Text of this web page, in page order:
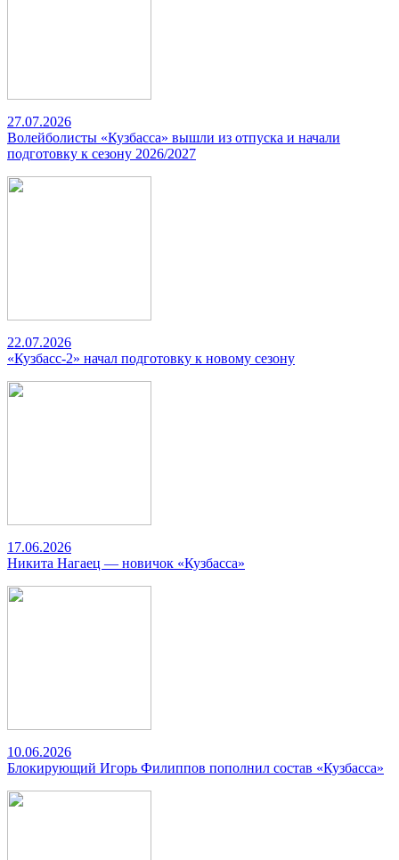
27.07.2026
Волейболисты «Кузбасса» вышли из отпуска и начали
подготовку к сезону 2026/2027
22.07.2026
«Кузбасс-2» начал подготовку к новому сезону
17.06.2026
Никита Нагаец — новичок «Кузбасса»
10.06.2026
Блокирующий Игорь Филиппов пополнил состав «Кузбасса»